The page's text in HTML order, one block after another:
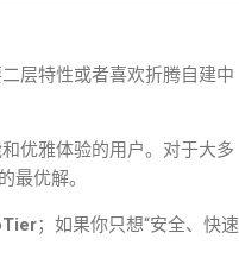
层特性或者喜欢折腾自建中
优雅体验的用户。对于大多
的最优解。
；如果你只想“安全、快速